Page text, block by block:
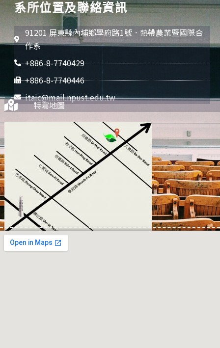
系所位置及聯絡資訊
91201 屏東縣內埔鄉學府路1號．熱帶農業暨國際合
作系
+886-8-7740429
+886-8-7740446
itaic@mail.npust.edu.tw
特寫地圖